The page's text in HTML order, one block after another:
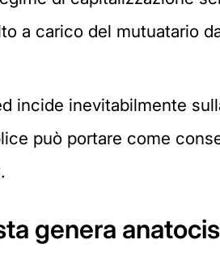
a carico del mutuatario
incide inevitabilmente
può portare come
genera